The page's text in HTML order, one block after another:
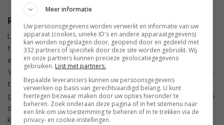
Real 8K
LG gebruikt zelf de term ‘Real 8K’ voor zijn nieuwste 8K-
televisies. Hiermee wil het bedrijf aangeven dat de scherpte
en de contrastmodulatie van zijn technologie beter is dan de
‘other 8K’ technologie, waarmee gedoeld wordt op de QLED-
tv’s van Samsung. Samsung maakt bij zijn 8K-tv’s namelijk
gebruik van een speciale manier van subpixelrendering om zo
de kijkhoek te vergroten. Dit gaat echter in potentie ten
koste van de beeldscherpte (resolutie). De tv’s van Samsung
Meer informatie
Uw persoonsgegevens worden verwerkt en informatie van uw
apparaat (cookies, unieke ID's en andere apparaatgegevens)
kan worden opgeslagen door, geopend door en gedeeld met
332 partners of specifiek door deze site worden gebruikt. Wij
en onze partners kunnen precieze geolocatiegegevens
gebruiken. Lijst met partners.
Bepaalde leveranciers kunnen uw persoonsgegevens
verwerken op basis van gerechtvaardigd belang. U kunt
hiertegen bezwaar maken door uw opties hieronder te
beheren. Zoek onderaan deze pagina of in het sitemenu naar
een link om uw toestemming te beheren of in te trekken via de
privacy- en cookie-instellingen.